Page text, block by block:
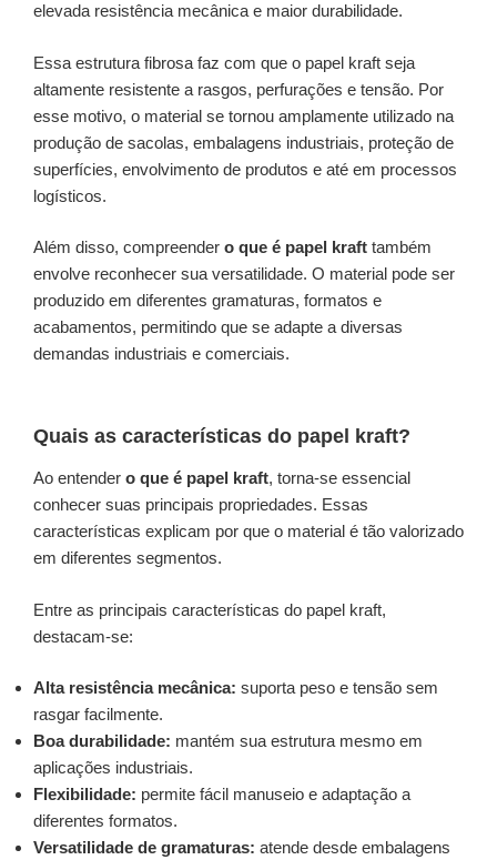
elevada resistência mecânica e maior durabilidade.
Essa estrutura fibrosa faz com que o papel kraft seja
altamente resistente a rasgos, perfurações e tensão. Por
esse motivo, o material se tornou amplamente utilizado na
produção de sacolas, embalagens industriais, proteção de
superfícies, envolvimento de produtos e até em processos
logísticos.
Além disso, compreender o que é papel kraft também
envolve reconhecer sua versatilidade. O material pode ser
produzido em diferentes gramaturas, formatos e
acabamentos, permitindo que se adapte a diversas
demandas industriais e comerciais.
Quais as características do papel kraft?
Ao entender o que é papel kraft, torna-se essencial
conhecer suas principais propriedades. Essas
características explicam por que o material é tão valorizado
em diferentes segmentos.
Entre as principais características do papel kraft,
destacam-se:
Alta resistência mecânica: suporta peso e tensão sem
rasgar facilmente.
Boa durabilidade: mantém sua estrutura mesmo em
aplicações industriais.
Flexibilidade: permite fácil manuseio e adaptação a
diferentes formatos.
Versatilidade de gramaturas: atende desde embalagens